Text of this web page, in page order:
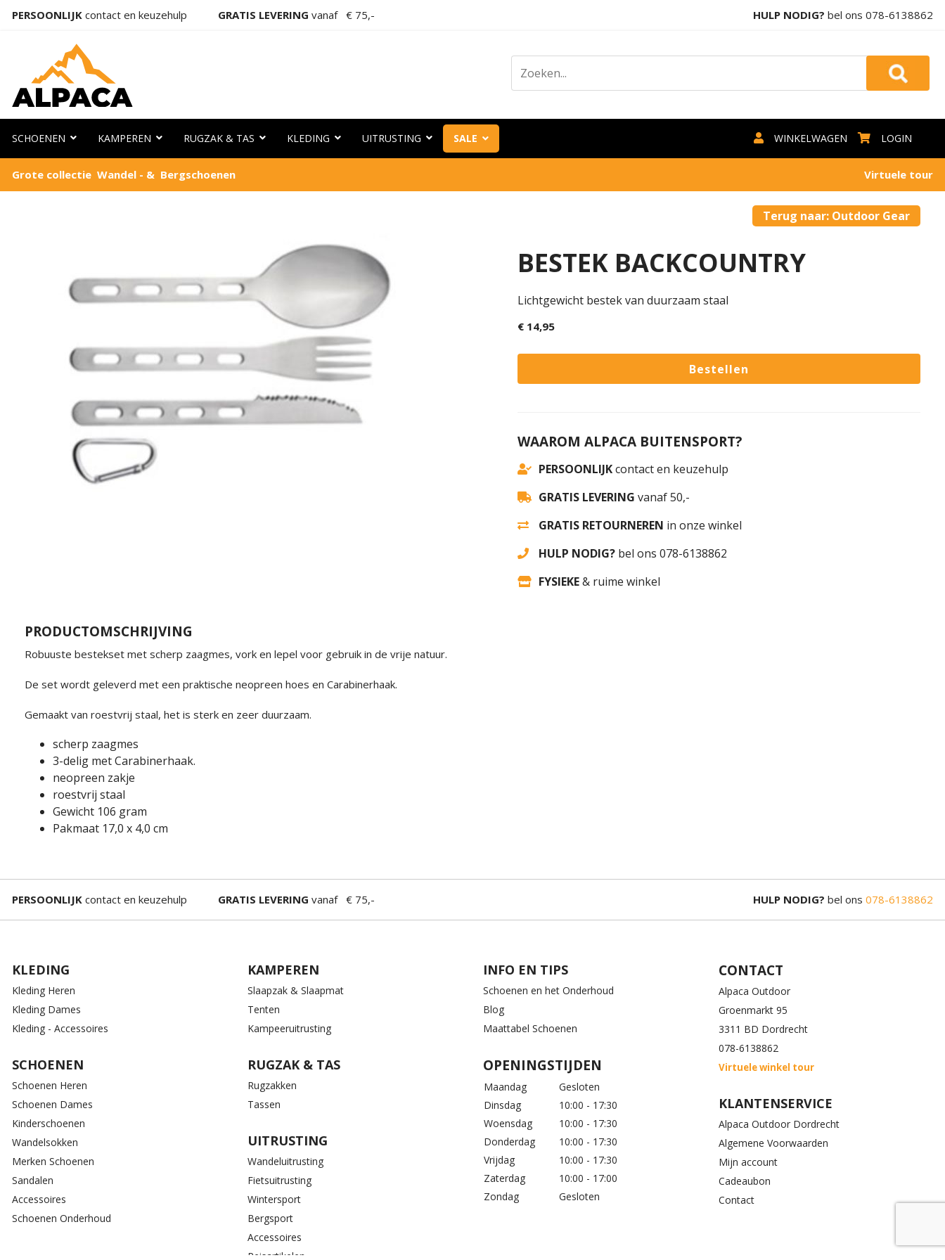
PERSOONLIJK contact en keuzehulp GRATIS LEVERING vanaf € 75,- HULP NODIG? bel ons 078-6138862
SCHOENEN KAMPEREN RUGZAK & TAS KLEDING UITRUSTING SALE LOGIN
WINKELWAGEN
Grote collectie Wandel - & Bergschoenen Virtuele tour
Terug naar: Outdoor Gear
BESTEK BACKCOUNTRY
Lichtgewicht bestek van duurzaam staal
€ 14,95
WAAROM ALPACA BUITENSPORT?
PERSOONLIJKcontact en keuzehulp
GRATIS LEVERING vanaf 50,-
GRATIS RETOURNEREN in onze winkel
HULP NODIG?bel ons 078-6138862
FYSIEKE& ruime winkel
PRODUCTOMSCHRIJVING
Robuuste bestekset met scherp zaagmes, vork en lepel voor gebruik in de vrije natuur.
De set wordt geleverd met een praktische neopreen hoes en Carabinerhaak.
Gemaakt van roestvrij staal, het is sterk en zeer duurzaam.
scherp zaagmes
3-delig met Carabinerhaak.
neopreen zakje
roestvrij staal
Gewicht 106 gram
Pakmaat 17,0 x 4,0 cm
PERSOONLIJK contact en keuzehulp GRATIS LEVERING vanaf € 75,- HULP NODIG? bel ons 078-6138862
KLEDING
Kleding Heren
Kleding Dames
Kleding - Accessoires
SCHOENEN
Schoenen Heren
Schoenen Dames
Kinderschoenen
Wandelsokken
Merken Schoenen
Sandalen
Accessoires
Schoenen Onderhoud
KAMPEREN
Slaapzak & Slaapmat
Tenten
Kampeeruitrusting
RUGZAK & TAS
Rugzakken
Tassen
UITRUSTING
Wandeluitrusting
Fietsuitrusting
Wintersport
Bergsport
Accessoires
Reisartikelen
INFO EN TIPS
Schoenen en het Onderhoud
Blog
Maattabel Schoenen
OPENINGSTIJDEN
Maandag
Gesloten
Dinsdag
10:00 - 17:30
Woensdag
10:00 - 17:30
Donderdag
10:00 - 17:30
Vrijdag
10:00 - 17:30
Zaterdag
10:00 - 17:00
Zondag
Gesloten
CONTACT
Alpaca Outdoor
Groenmarkt 95
3311 BD Dordrecht
078-6138862
Virtuele winkel tour
KLANTENSERVICE
Alpaca Outdoor Dordrecht
Algemene Voorwaarden
Mijn account
Cadeaubon
Contact